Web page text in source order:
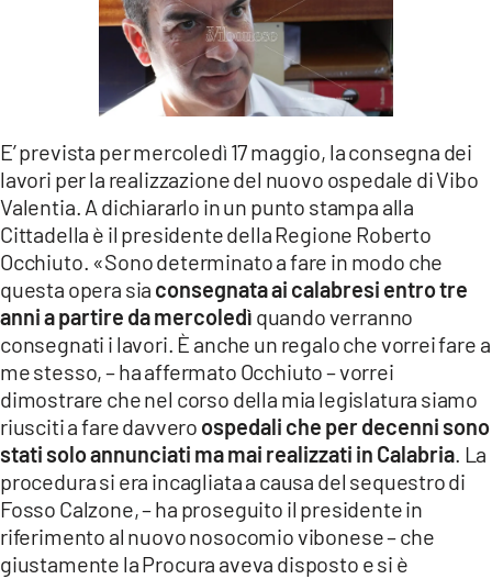
LACONAIR.IT
LACITYMAG.IT
ILREGGINO.IT
COSENZACHANNEL.IT
ILVIBONESE.IT
CATANZAROCHANNEL.IT
LACAPITALENEWS.IT
ANDROID
E’ prevista per mercoledì 17 maggio, la consegna dei
lavori per la realizzazione del nuovo ospedale di Vibo
Valentia. A dichiararlo in un punto stampa alla
Cittadella è il presidente della Regione Roberto
Occhiuto. «Sono determinato a fare in modo che
questa opera sia consegnata ai calabresi entro tre
anni a partire da mercoledì quando verranno
consegnati i lavori. È anche un regalo che vorrei fare a
me stesso, – ha affermato Occhiuto – vorrei
dimostrare che nel corso della mia legislatura siamo
riusciti a fare davvero ospedali che per decenni sono
stati solo annunciati ma mai realizzati in Calabria. La
procedura si era incagliata a causa del sequestro di
Fosso Calzone, – ha proseguito il presidente in
riferimento al nuovo nosocomio vibonese – che
giustamente la Procura aveva disposto e si è